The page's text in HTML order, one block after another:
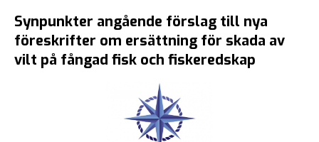
Synpunkter angående förslag till nya
föreskrifter om ersättning för skada av
vilt på fångad fisk och fiskeredskap